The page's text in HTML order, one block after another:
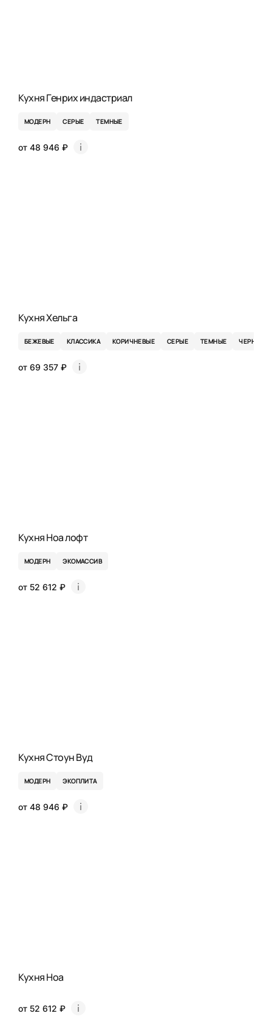
Кухня Генрих индастриал
МОДЕРН СЕРЫЕ ТЕМНЫЕ
от 48 946 ₽
Кухня Хельга
БЕЖЕВЫЕ КЛАССИКА КОРИЧНЕВЫЕ СЕРЫЕ ТЕМНЫЕ ЧЕРНЫЕ
от 69 357 ₽
Кухня Ноа лофт
МОДЕРН ЭКОМАССИВ
от 52 612 ₽
Кухня Стоун Вуд
МОДЕРН ЭКОПЛИТА
от 48 946 ₽
Кухня Ноа
от 52 612 ₽